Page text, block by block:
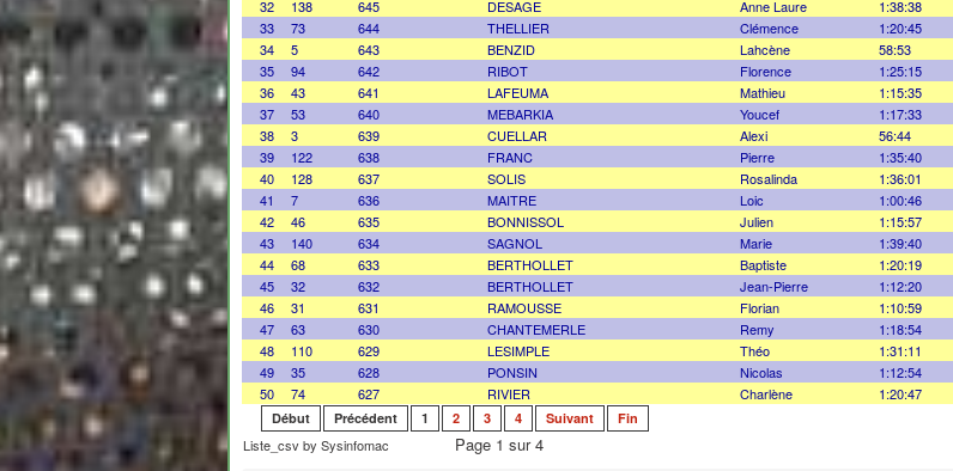
32
138 645 DESAGE Anne Laure 1:38:38
33
73 644 THELLIER Clémence 1:20:45
34
5 643 BENZID Lahcène 58:53
35
94 642 RIBOT Florence 1:25:15
36
43 641 LAFEUMA Mathieu 1:15:35
37
53 640 MEBARKIA Youcef 1:17:33
38
3 639 CUELLAR Alexi 56:44
39
122 638 FRANC Pierre 1:35:40
40
128 637 SOLIS Rosalinda 1:36:01
41
7 636 MAITRE Loic 1:00:46
42
46 635 BONNISSOL Julien 1:15:57
43
140 634 SAGNOL Marie 1:39:40
44
68 633 BERTHOLLET Baptiste 1:20:19
45
32 632 BERTHOLLET Jean-Pierre 1:12:20
46
31 631 RAMOUSSE Florian 1:10:59
47
63 630 CHANTEMERLE Remy 1:18:54
48
110 629 LESIMPLE Théo 1:31:11
49
35 628 PONSIN Nicolas 1:12:54
50
74 627 RIVIER Charlène 1:20:47
Début Précédent 1 2 3 4 Suivant Fin
Liste_csv by Sysinfomac
Page 1 sur 4